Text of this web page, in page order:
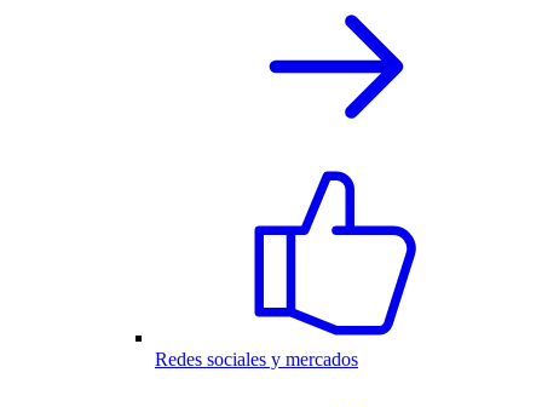
Redes sociales y mercados